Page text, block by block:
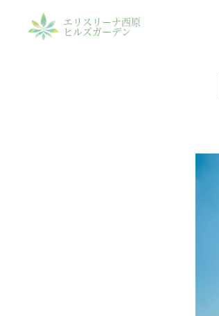
エリスリーナ西原
ヒルズガーデン